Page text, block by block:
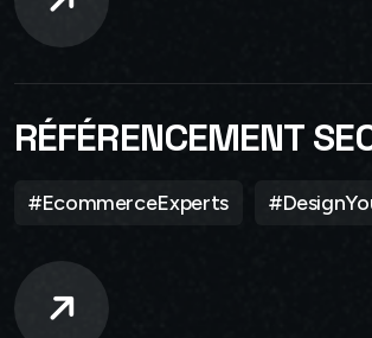
RÉFÉRENCEMENT
#EcommerceExperts